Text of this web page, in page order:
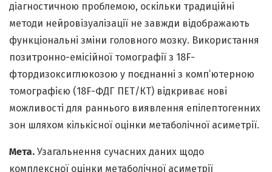
діагностичною проблемою, оскільки традиційні
методи нейровізуалізації не завжди відображають
функціональні зміни головного мозку. Використання
позитронно-емісійної томографії з 18F-
фтордизоксиглюкозою у поєднанні з комп’ютерною
томографією (18F-ФДГ ПЕТ/КТ) відкриває нові
можливості для раннього виявлення епілептогенних
зон шляхом кількісної оцінки метаболічної асиметрії.
Мета. Узагальнення сучасних даних щодо
комплексної оцінки метаболічної асиметрії